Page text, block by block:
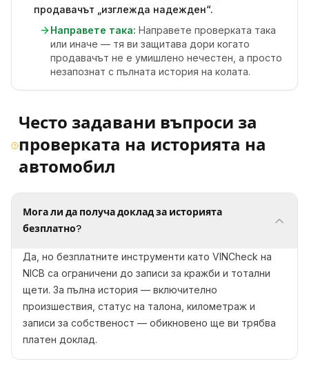
продавачът „изглежда надежден“.
Направете така: Направете проверката така
или иначе — тя ви защитава дори когато
продавачът не е умишлено нечестен, а просто
незапознат с пълната история на колата.
Често задавани въпроси за
проверката на историята на
автомобил
Мога ли да получа доклад за историята
безплатно?
Да, но безплатните инструменти като VINCheck на
NICB са ограничени до записи за кражби и тотални
щети. За пълна история — включително
произшествия, статус на талона, километраж и
записи за собственост — обикновено ще ви трябва
платен доклад.